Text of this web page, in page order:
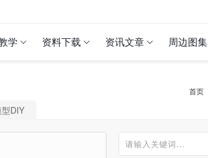
学 资料下载 资讯文章 周边图集
首页
DIY